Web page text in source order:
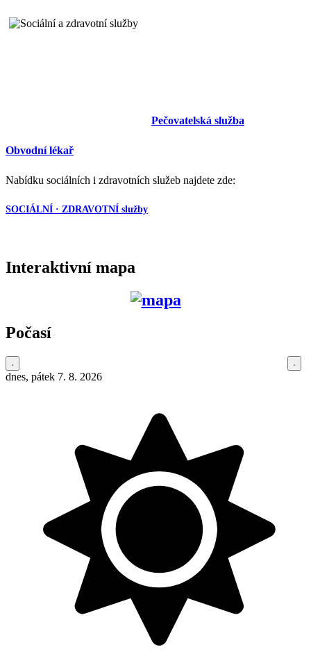
Pečovatelská služba
Obvodní lékař
Nabídku sociálních i zdravotních služeb najdete zde:
SOCIÁLNÍ · ZDRAVOTNÍ služby
Interaktivní mapa
Počasí
dnes, pátek 7. 8. 2026